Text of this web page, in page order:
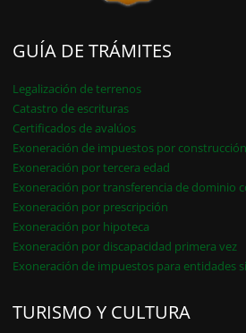
GUÍA DE TRÁMITES
Legalización de terrenos
Catastro de escrituras
Certificados de avalúos
Exoneración de impuestos por construcción
Exoneración por tercera edad
Exoneración por transferencia de dominio
Exoneración por prescripción
Exoneración por hipoteca
Exoneración por discapacidad primera vez
Exoneración de impuestos para entidades
TURISMO Y CULTURA